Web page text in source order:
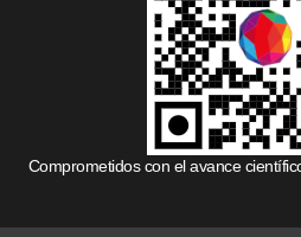
Comprometidos con el avance